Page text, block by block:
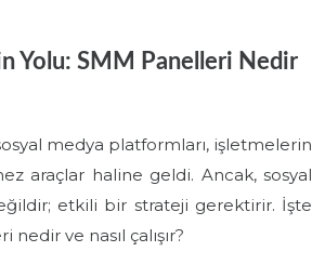
Yolu: SMM Panelleri Nedir
medya platformları, işletmelerin
araçlar haline geldi. Ancak, sosyal
etkili bir strateji gerektirir. İşte
ve nasıl çalışır?